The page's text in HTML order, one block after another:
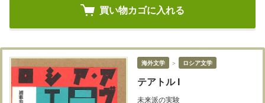
買い物カゴに入れる
海外文学 ＞ ロシア文学
テアトル Ⅰ
未来派の実験